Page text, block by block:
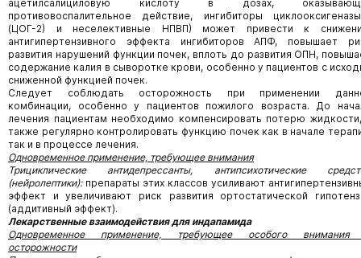
ацетилсалициловую кислоту в дозах,
противовоспалительное действие, ингибиторы
(ЦОГ-2) и неселективные НПВП) может привести к
антигипертензивного эффекта ингибиторов АПФ, повышает
развития нарушений функции почек, вплоть до развития ОПН,
содержание калия в сыворотке крови, особенно у пациентов с
сниженной функцией почек.
Следует соблюдать осторожность при применении
комбинации, особенно у пациентов пожилого возраста. До
лечения пациентам необходимо компенсировать потерю
также регулярно контролировать функцию почек как в начале
так и в процессе лечения.
Одновременное применение, требующее внимания
Трициклические антидепрессанты, антипсихотические
(нейролептики): препараты этих классов усиливают
эффект и увеличивают риск развития ортостатической
(аддитивный эффект).
Лекарственные взаимодействия для индапамида
Одновременное применение, требующее особого
осторожности